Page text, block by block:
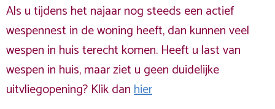
Als u tijdens het najaar nog steeds een actief
wespennest in de woning heeft, dan kunnen veel
wespen in huis terecht komen. Heeft u last van
wespen in huis, maar ziet u geen duidelijke
uitvliegopening? Klik danhier